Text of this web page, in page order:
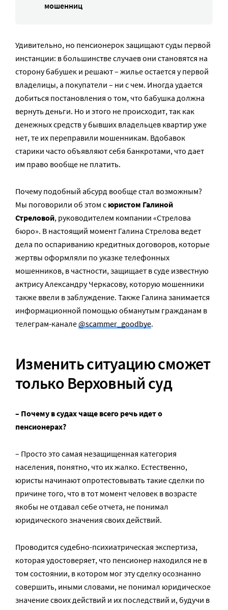
мошенниц
Удивительно, но пенсионерок защищают суды первой
инстанции: в большинстве случаев они становятся на
сторону бабушек и решают – жилье остается у первой
владелицы, а покупатели – ни с чем. Иногда удается
добиться постановления о том, что бабушка должна
вернуть деньги. Но и этого не происходит, так как
денежных средств у бывших владельцев квартир уже
нет, те их переправили мошенникам. Вдобавок
старики часто объявляют себя банкротами, что дает
им право вообще не платить.
Почему подобный абсурд вообще стал возможным?
Мы поговорили об этом с юристом Галиной
Стреловой, руководителем компании «Стрелова
бюро». В настоящий момент Галина Стрелова ведет
дела по оспариванию кредитных договоров, которые
жертвы оформляли по указке телефонных
мошенников, в частности, защищает в суде известную
актрису Александру Черкасову, которую мошенники
также ввели в заблуждение. Также Галина занимается
информационной помощью обманутым гражданам в
телеграм-канале@scammer_goodbye.
Изменить ситуацию сможет
только Верховный суд
– Почему в судах чаще всего речь идет о
пенсионерах?
– Просто это самая незащищенная категория
населения, понятно, что их жалко. Естественно,
юристы начинают опротестовывать такие сделки по
причине того, что в тот момент человек в возрасте
якобы не отдавал себе отчета, не понимал
юридического значения своих действий.
Проводится судебно-психиатрическая экспертиза,
которая удостоверяет, что пенсионер находился не в
том состоянии, в котором мог эту сделку осознанно
совершить, иными словами, не понимал юридическое
значение своих действий и их последствий и, будучи в